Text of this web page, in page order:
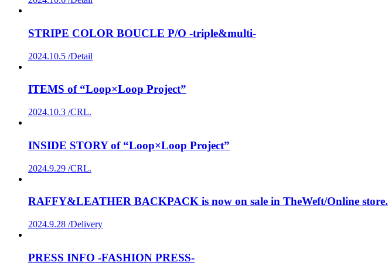
STRIPE COLOR BOUCLE P/O -triple&multi-
2024.10.5 /Detail
ITEMS of “Loop×Loop Project”
2024.10.3 /CRL.
INSIDE STORY of “Loop×Loop Project”
2024.9.29 /CRL.
RAFFY&LEATHER BACKPACK is now on sale in TheWeft/Online store.
2024.9.28 /Delivery
PRESS INFO -FASHION PRESS-